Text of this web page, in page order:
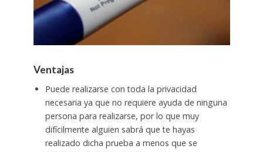
Ventajas
Puede realizarse con toda la privacidad
necesaria ya que no requiere ayuda de ninguna
persona para realizarse, por lo que muy
difícilmente alguien sabrá que te hayas
realizado dicha prueba a menos que se